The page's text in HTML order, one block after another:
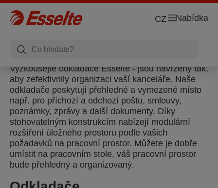
Nabídka
CZ
Vyzkoušejte odkladače Esselte - jsou navrženy tak,
aby zefektivnily organizaci vaší kanceláře. Naše
odkladače poskytují přehledné a vymezené místo
např. pro příchozí a odchozí poštu, smlouvy,
poznámky, zprávy a další dokumenty. Díky
stohovatelným konstrukcím nabízejí modulární
rozšíření úložného prostoru podle vašich
požadavků na pracovní prostor. Můžete je dobře
umístit na pracovním stole, váš pracovní prostor
bude přehledný a organizovaný.